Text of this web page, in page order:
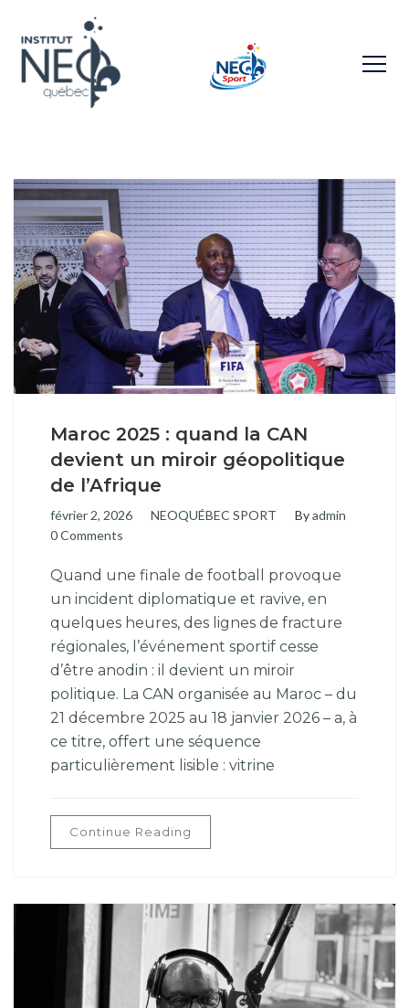
Maroc 2025 : quand la CAN
devient un miroir géopolitique
de l’Afrique
février 2, 2026 NEOQUÉBEC SPORT Byadmin
0 Comments
Quand une finale de football provoque
un incident diplomatique et ravive, en
quelques heures, des lignes de fracture
régionales, l’événement sportif cesse
d’être anodin : il devient un miroir
politique. La CAN organisée au Maroc – du
21 décembre 2025 au 18 janvier 2026 – a, à
ce titre, offert une séquence
particulièrement lisible : vitrine
Continue Reading